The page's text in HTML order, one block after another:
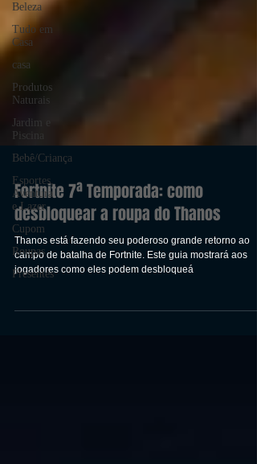
Beleza
Tudo em
Casa
casa
Produtos
Naturais
Jardim e
Piscina
Bebê/Criança
Esportes,
Aventura
e Lazer
Cupom
Roupas
Presentes
Fortnite 7ª Temporada: como
desbloquear a roupa do Thanos
Thanos está fazendo seu poderoso grande retorno ao